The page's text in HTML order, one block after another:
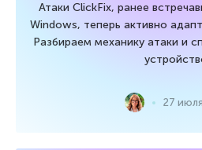
Атаки ClickFix, ранее
Windows, теперь активно
Разбираем механику атаки и
27